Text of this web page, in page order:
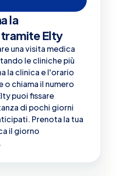
la
Elty
una visita medica
le cliniche più
la clinica e l'orario
o chiama il numero
puoi fissare
di pochi giorni
Prenota la tua
il giorno